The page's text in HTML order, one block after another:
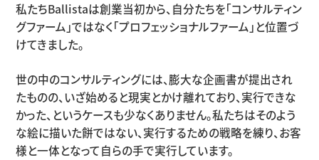
私たちBallistaは創業当初から、自分たちを「コンサルティン
グファーム」ではなく「プロフェッショナルファーム」と位置づ
けてきました。
世の中のコンサルティングには、膨大な企画書が提出され
たものの、いざ始めると現実とかけ離れており、実行できな
かった、というケースも少なくありません。私たちはそのよう
な絵に描いた餅ではない、実行するための戦略を練り、お客
様と一体となって自らの手で実行しています。